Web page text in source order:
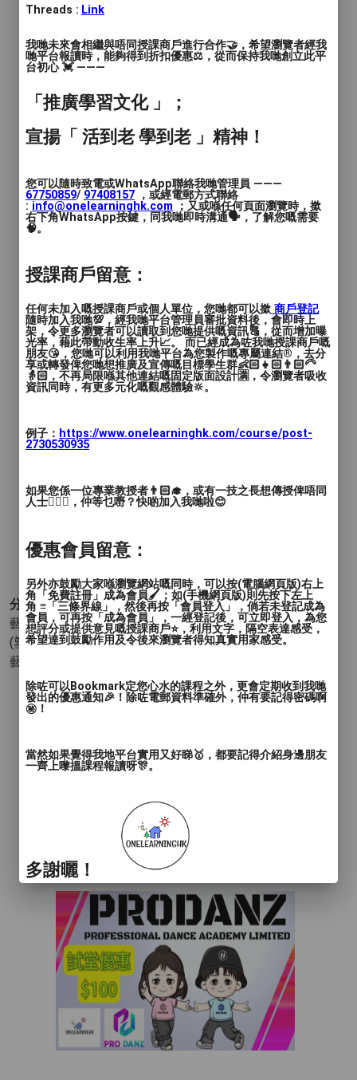
狗到有趣的野生動物，讓你的畫筆帶著你進
入動物的奇妙世界！
2. 嘗試各種有趣的材料 ：我們將用油粉
彩、彩色鉛筆、塑膠彩馬克筆、水彩及一些
其他媒介，黏土、玻璃紙、發泡膠等物料來
創作，你可以用自己的方式表現每一隻動
3. 四個級別 ：根據小朋友的能力選擇最合
適的課程，讓學習變得輕鬆而愉快，隨時隨
地都能畫出心中的動物夢想！
📅 報名即刻開始，名額有限！不要等到機
會溜走，快來一起踏上這段有趣的藝術旅
程！ 🖌️💖
如有任何疑問或想了解更多資訊，歡迎隨時
聯繫我們，期待見到你！🌈
分類 :
藝術與設計 - 繪畫- 木顏色畫 油畫 水彩畫 粉彩畫 丙烯畫
(塑膠彩) 其他 (繪畫)
藝術與設計 - 手工藝品
Threads : Link
我哋未來會相繼與唔同授課商戶進行合作🤝，希望瀏覽者經我
哋平台報讀時，能夠得到折扣優惠⚖️，從而保持我哋創立此平
台初心 💓 ———
「推廣學習文化 」；
宣揚「 活到老 學到老 」精神！
您可以隨時致電或WhatsApp聯絡我哋管理員 ———
67750859/ 97408157 ，或經電郵方式聯絡
: info@onelearninghk.com ；又或喺任何頁面瀏覽時，撳
右下角WhatsApp按鍵，同我哋即時溝通🗣️，了解您嘅需要
🧠。
授課商戶留意：
任何未加入嘅授課商戶或個人單位，您哋都可以撳 商戶登記
隨時加入我哋💯，經我哋平台管理員審批資料後，會即時上
架，令更多瀏覽者可以讀取到您哋提供嘅資訊🔠，從而增加曝
光率，藉此帶動收生率上升📈。 而已經成為咗我哋授課商戶嘅
朋友😘，您哋可以利用我哋平台為您製作嘅專屬連結®️，去分
享或轉發俾您哋想推廣及宣傳嘅目標學生群👶🏻👧🏻👨🏻‍🦳
👵🏻，不再局限喺其他連結嘅固定版面設計🈵，令瀏覽者吸收
資訊同時，有更多元化嘅觀感體驗🔆。
例子： https://www.onelearninghk.com/course/post-
2730530935
如果您係一位專業教授者👨🏻‍🎓，或有一技之長想傳授俾唔同
人士🙋🏻‍♂️，仲等乜嘢？快啲加入我哋啦😊
優惠會員留意：
另外亦鼓勵大家喺瀏覽網站嘅同時，可以按(電腦網頁版)右上
角「免費註冊」成為會員🖌️；如(手機網頁版)則先按下左上
角 ≡「三條界線」，然後再按「會員登入」，倘若未登記成為
會員，可再按「成為會員」，一經登記後，可立即登入，為您
想評分或提供意見嘅授課商戶⭐️，利用文字，隔空表達感受，
希望達到鼓勵作用及令後來瀏覽者得知真實用家感受。
除咗可以Bookmark定您心水的課程之外，更會定期收到我哋
發出的優惠通知🎉！除咗電郵資料準確外，仲有要記得密碼啊
㊙️！
當然如果覺得我地平台實用又好睇🥇，都要記得介紹身邊朋友
一齊上嚟搵課程報讀呀🎊。
多謝曬！